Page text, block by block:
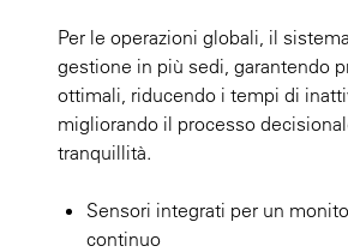
Per le operazioni globali, il
gestione in più sedi, garantendo
ottimali, riducendo i tempi di
migliorando il processo
tranquillità.
Sensori integrati per un
continuo